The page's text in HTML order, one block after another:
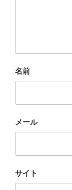
名前
メール
サイト